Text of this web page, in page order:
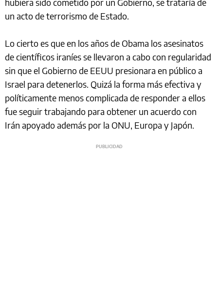
un acto de terrorismo de Estado.
Lo cierto es que en los años de Obama los asesinatos
de científicos iraníes se llevaron a cabo con regularidad
sin que el Gobierno de EEUU presionara en público a
Israel para detenerlos. Quizá la forma más efectiva y
políticamente menos complicada de responder a ellos
fue seguir trabajando para obtener un acuerdo con
Irán apoyado además por la ONU, Europa y Japón.